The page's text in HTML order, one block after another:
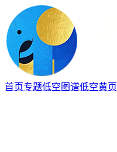
首页专题低空图谱低空黄页